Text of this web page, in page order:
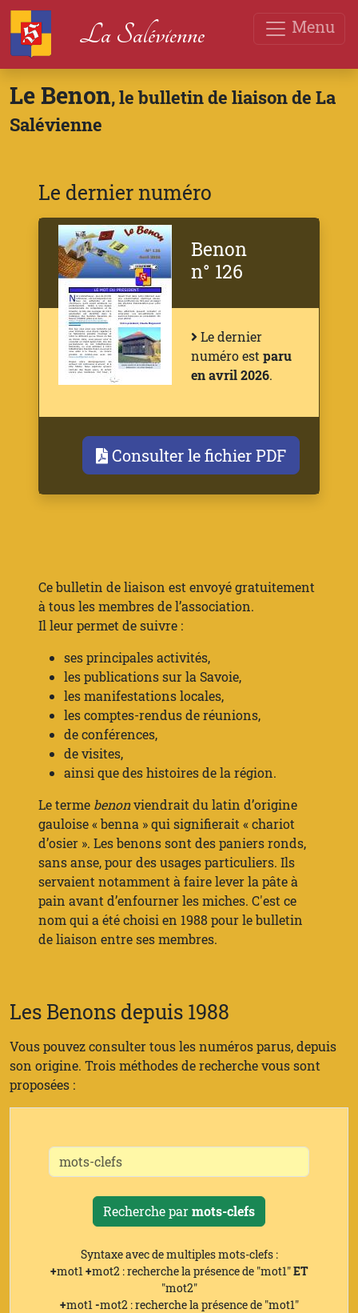
Menu
La Salévienne
Le Benon, le bulletin de liaison de La
Salévienne
Le dernier numéro
Benon
n° 126
Le dernier
numéro est paru
en avril 2026.
Consulter le fichier PDF
Ce bulletin de liaison est envoyé gratuitement
à tous les membres de l’association.
Il leur permet de suivre :
ses principales activités,
les publications sur la Savoie,
les manifestations locales,
les comptes-rendus de réunions,
de conférences,
de visites,
ainsi que des histoires de la région.
Le terme benonviendrait du latin d’origine
gauloise « benna » qui signifierait « chariot
d’osier ». Les benons sont des paniers ronds,
sans anse, pour des usages particuliers. Ils
servaient notamment à faire lever la pâte à
pain avant d’enfourner les miches. C'est ce
nom qui a été choisi en 1988 pour le bulletin
de liaison entre ses membres.
Les Benons depuis 1988
Vous pouvez consulter tous les numéros parus, depuis
son origine. Trois méthodes de recherche vous sont
proposées :
Recherche parmots-clefs
Syntaxe avec de multiples mots-clefs :
+mot1+mot2 : recherche la présence de "mot1"ET
"mot2"
+mot1-mot2 : recherche la présence de "mot1"